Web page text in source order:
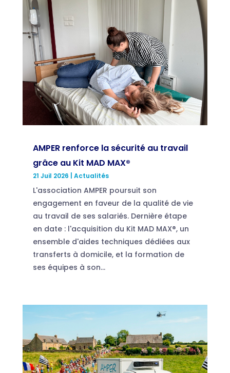
AMPER renforce la sécurité au travail
grâce au Kit MAD MAX®
21 Juil 2026 Actualités
L'association AMPER poursuit son
engagement en faveur de la qualité de vie
au travail de ses salariés. Dernière étape
en date : l'acquisition du Kit MAD MAX®, un
ensemble d'aides techniques dédiées aux
transferts à domicile, et la formation de
ses équipes à son...